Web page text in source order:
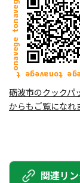
砺波市のクックパ
からもご覧になれ
関連リ